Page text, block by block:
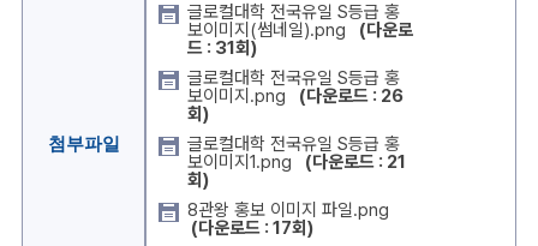
첨부파일
글로컬대학 전국유일 S등급 홍
보이미지(썸네일).png
(다운로
드 : 31회)
글로컬대학 전국유일 S등급 홍
보이미지.png
(다운로드 : 26
회)
글로컬대학 전국유일 S등급 홍
보이미지1.png
(다운로드 : 21
회)
8관왕 홍보 이미지 파일.png
(다운로드 : 17회)